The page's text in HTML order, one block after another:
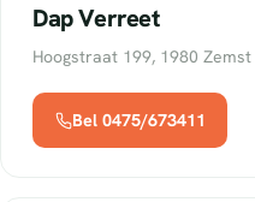
Dap Verreet
Hoogstraat 199, 1980 Zemst
Bel 0475/673411